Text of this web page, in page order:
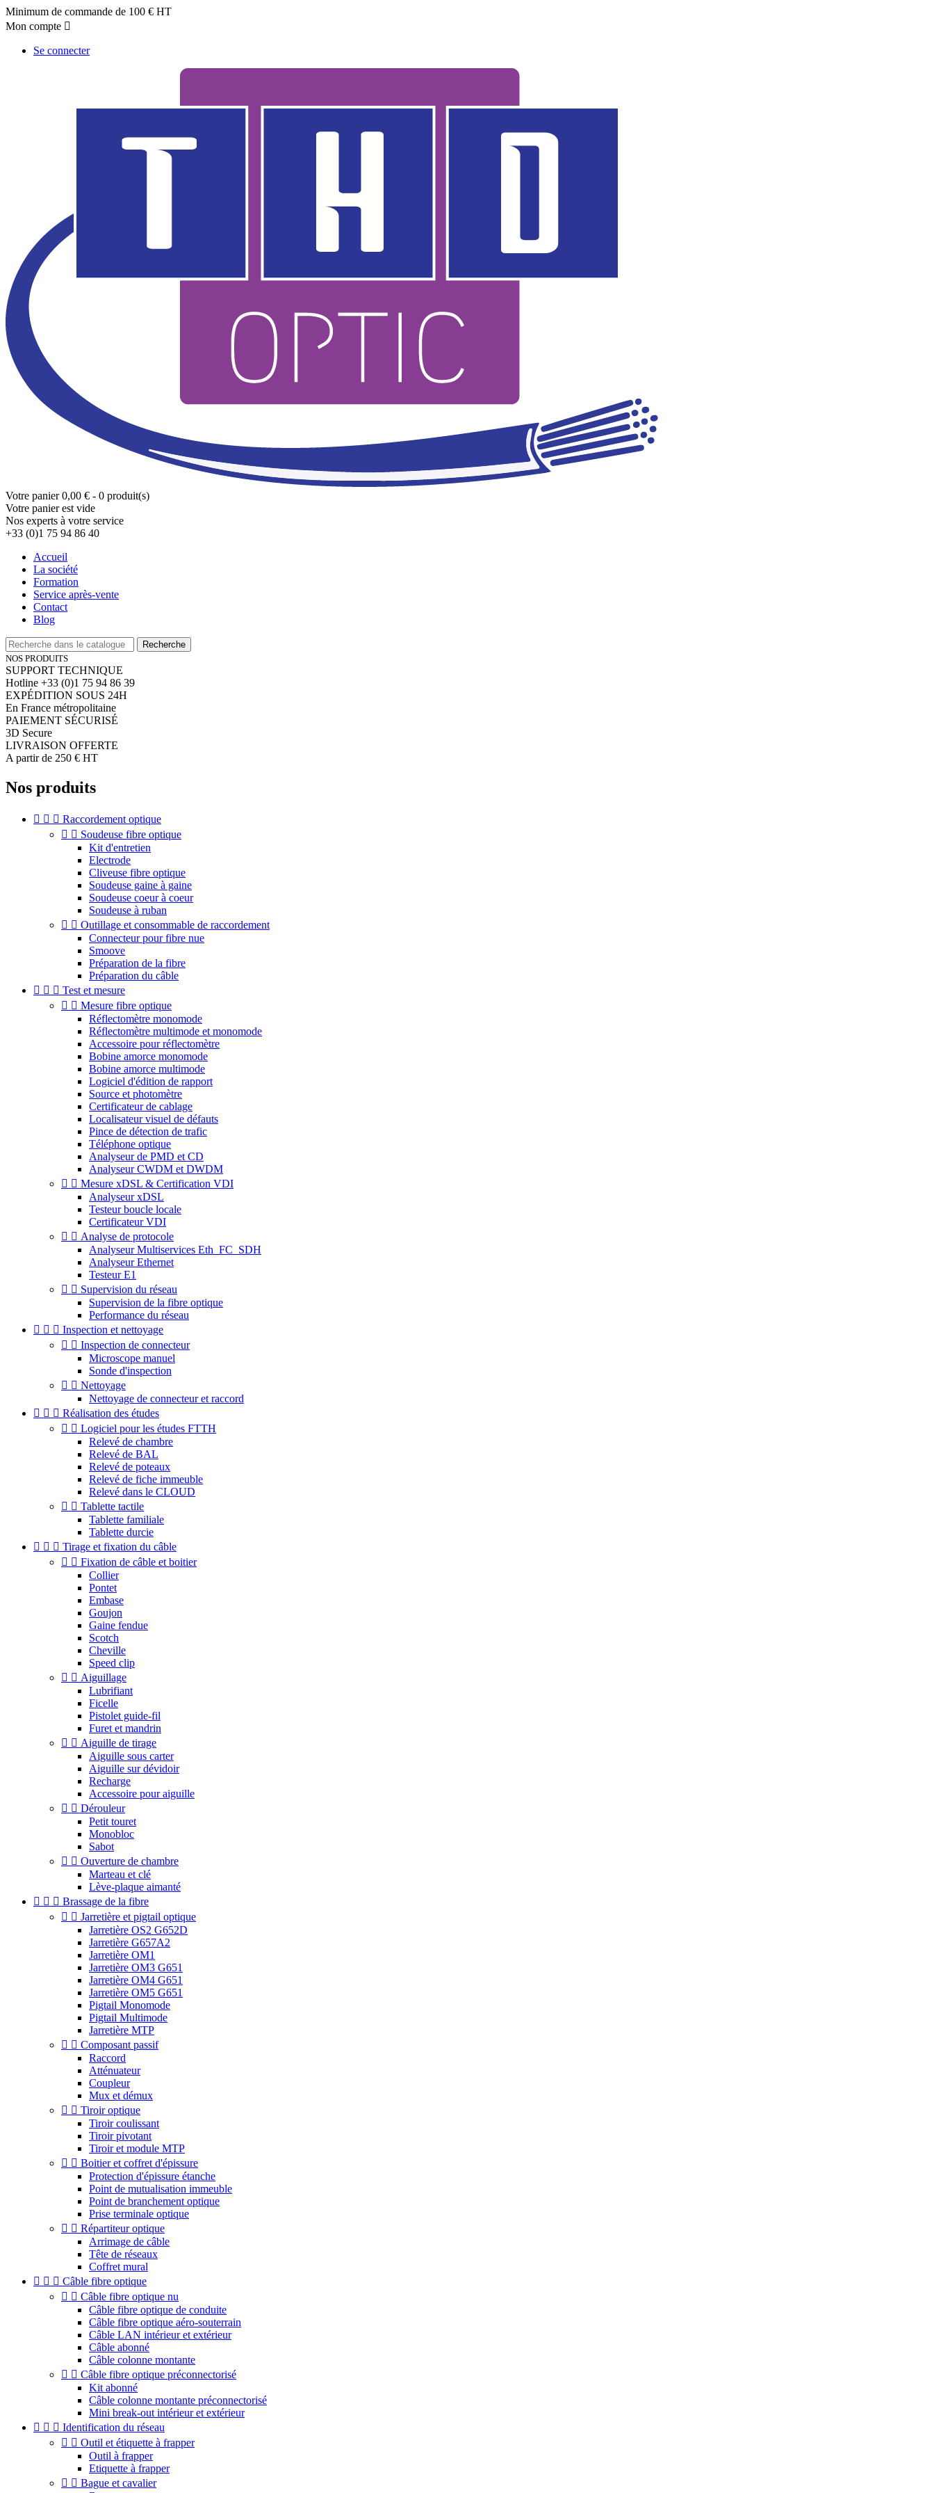
Minimum de commande de 100 € HT
Mon compte 
Se connecter
Votre panier 0,00 € - 0 produit(s)
Votre panier est vide
Nos experts à votre service
+33 (0)1 75 94 86 40
Accueil
La société
Formation
Service après-vente
Contact
Blog
Recherche
NOS PRODUITS
SUPPORT TECHNIQUE
Hotline +33 (0)1 75 94 86 39
EXPÉDITION SOUS 24H
En France métropolitaine
PAIEMENT SÉCURISÉ
3D Secure
LIVRAISON OFFERTE
A partir de 250 € HT
Nos produits
   Raccordement optique
  Soudeuse fibre optique
Kit d'entretien
Electrode
Cliveuse fibre optique
Soudeuse gaine à gaine
Soudeuse coeur à coeur
Soudeuse à ruban
  Outillage et consommable de raccordement
Connecteur pour fibre nue
Smoove
Préparation de la fibre
Préparation du câble
   Test et mesure
  Mesure fibre optique
Réflectomètre monomode
Réflectomètre multimode et monomode
Accessoire pour réflectomètre
Bobine amorce monomode
Bobine amorce multimode
Logiciel d'édition de rapport
Source et photomètre
Certificateur de cablage
Localisateur visuel de défauts
Pince de détection de trafic
Téléphone optique
Analyseur de PMD et CD
Analyseur CWDM et DWDM
  Mesure xDSL & Certification VDI
Analyseur xDSL
Testeur boucle locale
Certificateur VDI
  Analyse de protocole
Analyseur Multiservices Eth_FC_SDH
Analyseur Ethernet
Testeur E1
  Supervision du réseau
Supervision de la fibre optique
Performance du réseau
   Inspection et nettoyage
  Inspection de connecteur
Microscope manuel
Sonde d'inspection
  Nettoyage
Nettoyage de connecteur et raccord
   Réalisation des études
  Logiciel pour les études FTTH
Relevé de chambre
Relevé de BAL
Relevé de poteaux
Relevé de fiche immeuble
Relevé dans le CLOUD
  Tablette tactile
Tablette familiale
Tablette durcie
   Tirage et fixation du câble
  Fixation de câble et boitier
Collier
Pontet
Embase
Goujon
Gaine fendue
Scotch
Cheville
Speed clip
  Aiguillage
Lubrifiant
Ficelle
Pistolet guide-fil
Furet et mandrin
  Aiguille de tirage
Aiguille sous carter
Aiguille sur dévidoir
Recharge
Accessoire pour aiguille
  Dérouleur
Petit touret
Monobloc
Sabot
  Ouverture de chambre
Marteau et clé
Lève-plaque aimanté
   Brassage de la fibre
  Jarretière et pigtail optique
Jarretière OS2 G652D
Jarretière G657A2
Jarretière OM1
Jarretière OM3 G651
Jarretière OM4 G651
Jarretière OM5 G651
Pigtail Monomode
Pigtail Multimode
Jarretière MTP
  Composant passif
Raccord
Atténuateur
Coupleur
Mux et démux
  Tiroir optique
Tiroir coulissant
Tiroir pivotant
Tiroir et module MTP
  Boitier et coffret d'épissure
Protection d'épissure étanche
Point de mutualisation immeuble
Point de branchement optique
Prise terminale optique
  Répartiteur optique
Arrimage de câble
Tête de réseaux
Coffret mural
   Câble fibre optique
  Câble fibre optique nu
Câble fibre optique de conduite
Câble fibre optique aéro-souterrain
Câble LAN intérieur et extérieur
Câble abonné
Câble colonne montante
  Câble fibre optique préconnectorisé
Kit abonné
Câble colonne montante préconnectorisé
Mini break-out intérieur et extérieur
   Identification du réseau
  Outil et étiquette à frapper
Outil à frapper
Etiquette à frapper
  Bague et cavalier